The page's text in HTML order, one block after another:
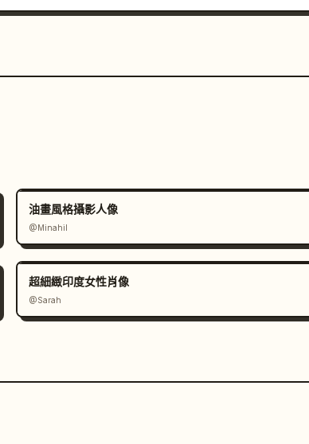
油畫風格攝影人像
@Minahil
超細緻印度女性肖像
@Sarah